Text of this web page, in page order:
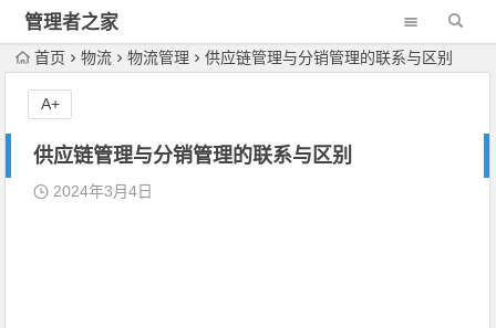
管理者之家
首页 物流 物流管理 供应链管理与分销管理的联系与区别
供应链管理与分销管理的联系与区别
2024年3月4日
A+